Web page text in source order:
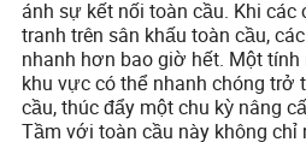
ánh sự kết nối toàn cầu. Khi các
tranh trên sân khấu toàn cầu,
nhanh hơn bao giờ hết. Một
khu vực có thể nhanh chóng trở
cầu, thúc đẩy một chu kỳ nâng
Tầm với toàn cầu này không chỉ